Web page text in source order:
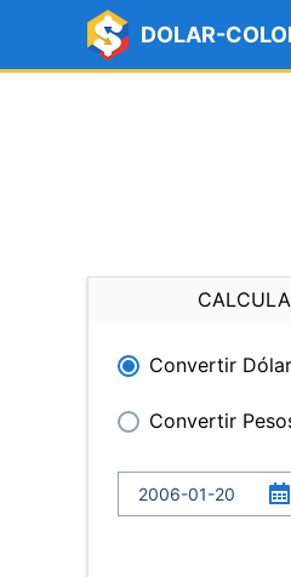
DOLAR-
Convertir
Convertir